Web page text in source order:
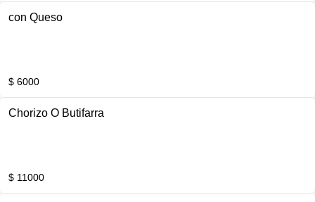
con Queso
$ 6000
Chorizo O Butifarra
$ 11000